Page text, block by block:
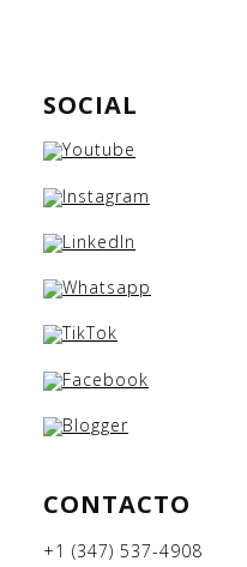
SOCIAL
CONTACTO
+1 (347) 537-4908